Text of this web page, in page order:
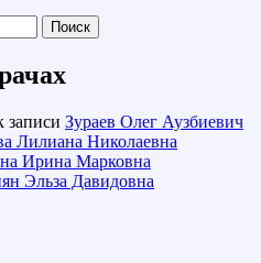
записи Зураев Олег Аузбиевич
Лилиана Николаевна
Ирина Марковна
Эльза Давидовна